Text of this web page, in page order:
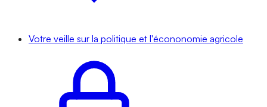
Votre veille sur la politique et l'écononomie agricole